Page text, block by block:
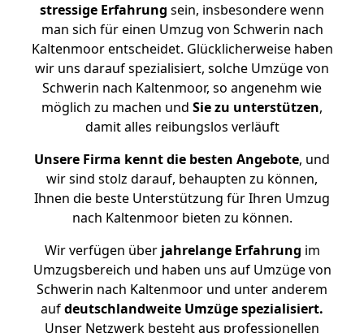
stressige Erfahrung sein, insbesondere wenn
man sich für einen Umzug von Schwerin nach
Kaltenmoor entscheidet. Glücklicherweise haben
wir uns darauf spezialisiert, solche Umzüge von
Schwerin nach Kaltenmoor, so angenehm wie
möglich zu machen und Sie zu unterstützen,
damit alles reibungslos verläuft
Unsere Firma kennt die besten Angebote, und
wir sind stolz darauf, behaupten zu können,
Ihnen die beste Unterstützung für Ihren Umzug
nach Kaltenmoor bieten zu können.
Wir verfügen überjahrelange Erfahrung im
Umzugsbereich und haben uns auf Umzüge von
Schwerin nach Kaltenmoor und unter anderem
aufdeutschlandweite Umzüge spezialisiert.
Unser Netzwerk besteht aus professionellen